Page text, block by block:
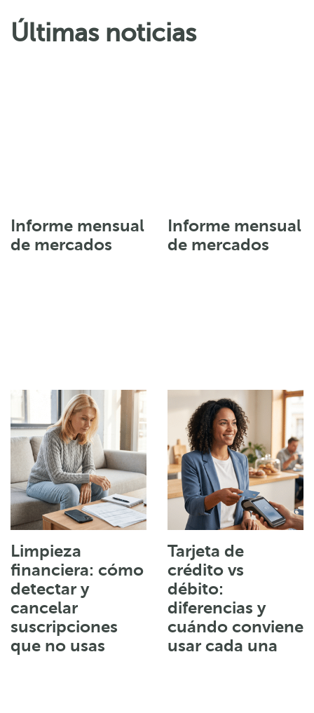
Últimas noticias
Informe mensual
de mercados
Informe mensual
de mercados
Limpieza
financiera: cómo
detectar y
cancelar
suscripciones
que no usas
Tarjeta de
crédito vs
débito:
diferencias y
cuándo conviene
usar cada una